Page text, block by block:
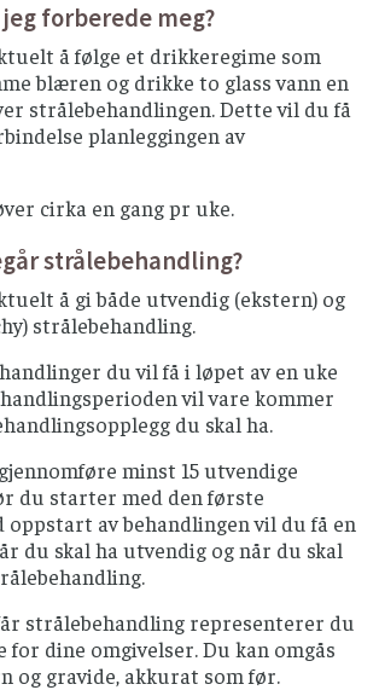
forberede meg?
å følge et drikkeregime som
blæren og drikke to glass vann en
strålebehandlingen. Dette vil du få
planleggingen av
cirka en gang pr uke.
strålebehandling?
å gi både utvendig (ekstern) og
strålebehandling.
du vil få i løpet av en uke
vil vare kommer
du skal ha.
minst 15 utvendige
du starter med den første
oppstart av behandlingen vil du få en
du skal ha utvendig og når du skal
strålebehandling representerer du
for dine omgivelser. Du kan omgås
og gravide, akkurat som før.